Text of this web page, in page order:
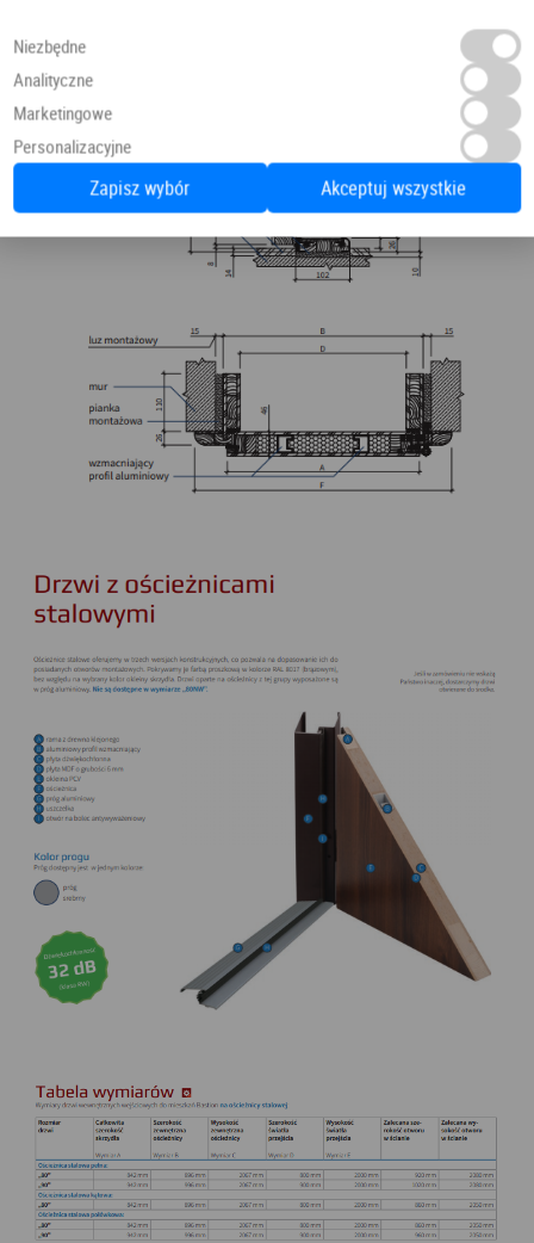
Niezbędne
Analityczne
Marketingowe
Personalizacyjne
Zapisz wybór Akceptuj wszystkie